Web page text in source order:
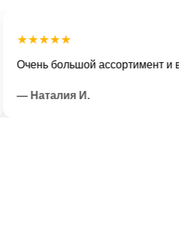
большой ассортимент и
Наталия И.